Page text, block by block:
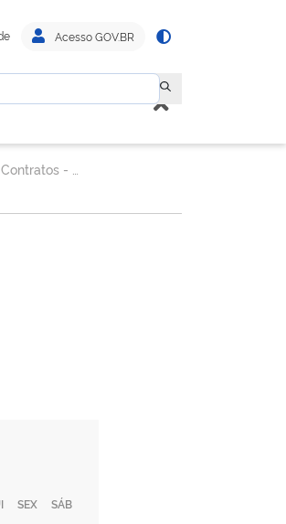
Acesso GOV.BR
SEX SÁB